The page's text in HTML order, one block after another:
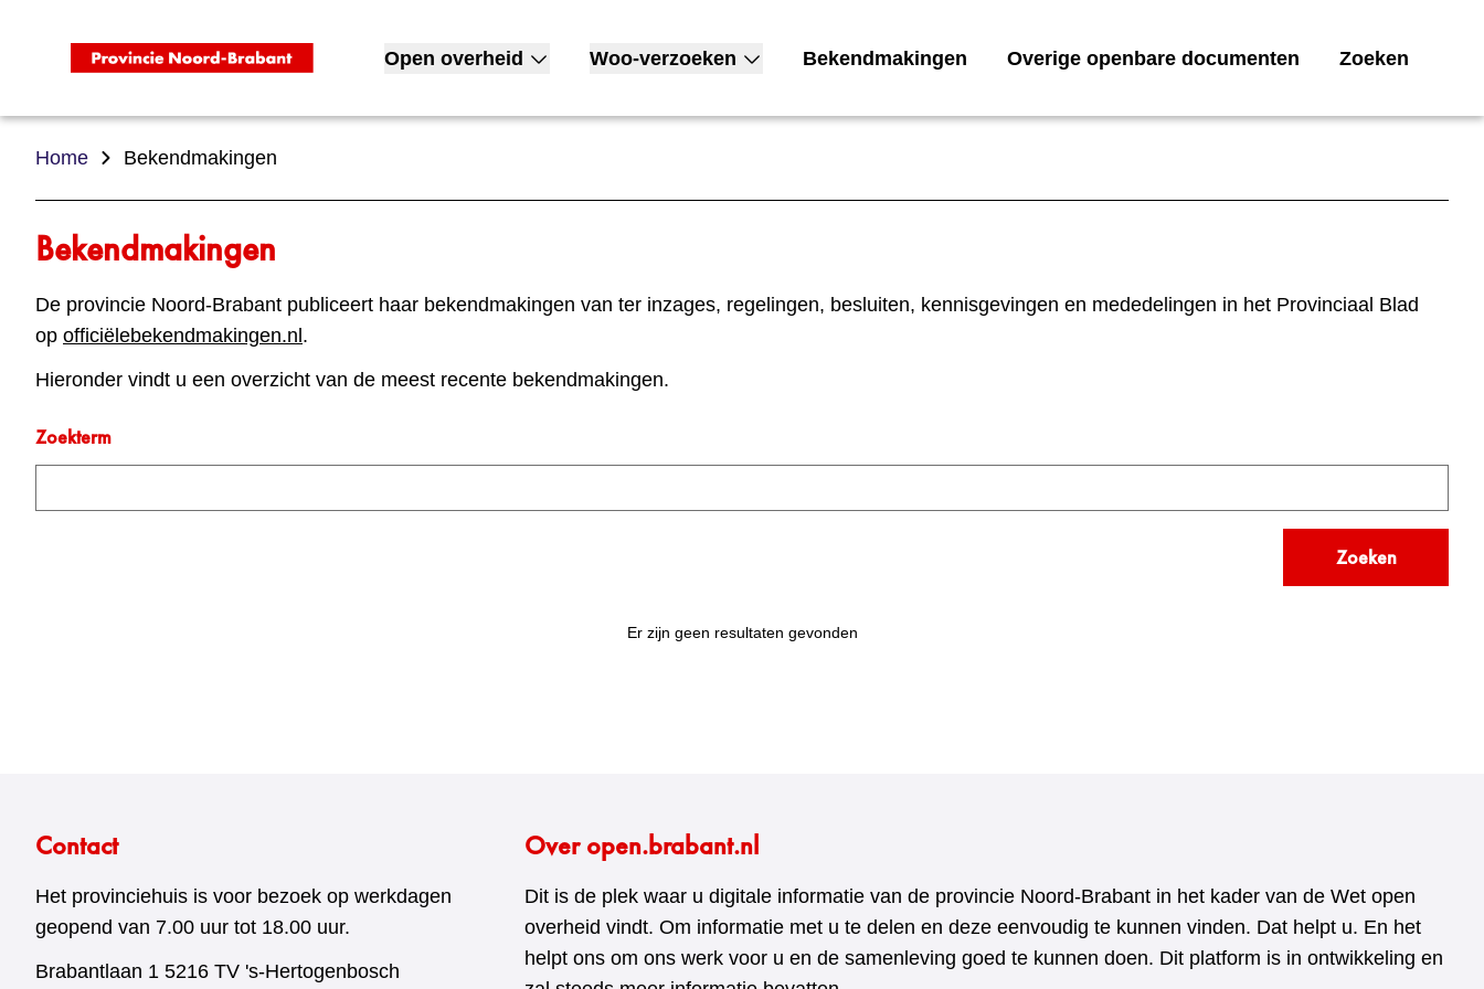
Toon submenu voor Open overheid
Open overheid
Toon submenu voor Woo-verzoeken
Woo-verzoeken Bekendmakingen Overige openbare documenten Zoeken
Home Bekendmakingen
Bekendmakingen
De provincie Noord-Brabant publiceert haar bekendmakingen van ter inzages, regelingen, besluiten, kennisgevingen en mededelingen in het Provinciaal Blad
op officiëlebekendmakingen.nl .
Hieronder vindt u een overzicht van de meest recente bekendmakingen.
Zoekterm
Zoeken
Er zijn geen resultaten gevonden
Contact
Het provinciehuis is voor bezoek op werkdagen
geopend van 7.00 uur tot 18.00 uur.
Brabantlaan 1 5216 TV 's-Hertogenbosch
Over open.brabant.nl
Dit is de plek waar u digitale informatie van de provincie Noord-Brabant in het kader van de Wet open
overheid vindt. Om informatie met u te delen en deze eenvoudig te kunnen vinden. Dat helpt u. En het
helpt ons om ons werk voor u en de samenleving goed te kunnen doen. Dit platform is in ontwikkeling en